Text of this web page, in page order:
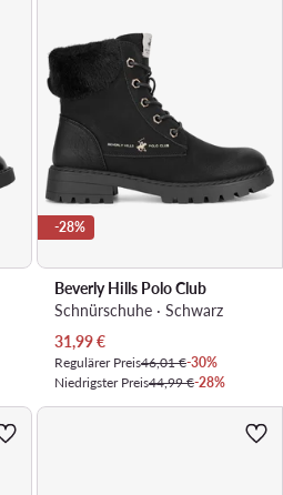
-28%
Beverly Hills Polo Club
Schnürschuhe · Schwarz
Aktueller Preis
31,99€
Regulärer Preis46,01 €-30%
Niedrigster Preis44,99 €-28%